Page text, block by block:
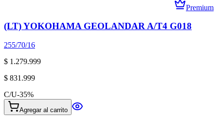
Premium
(LT) YOKOHAMA GEOLANDAR A/T4 G018
255/70/16
$ 1.279.999
$ 831.999
C/U-35%
Agregar al carrito